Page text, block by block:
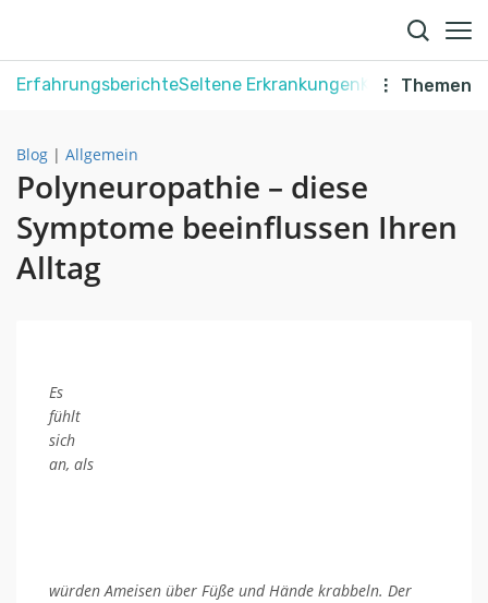
ErfahrungsberichteSeltene ErkrankungenKrebsThemen
Blog | Allgemein
Polyneuropathie – diese
Symptome beeinflussen Ihren
Alltag
Es
fühlt
sich
an, als
würden Ameisen über Füße und Hände krabbeln. Der